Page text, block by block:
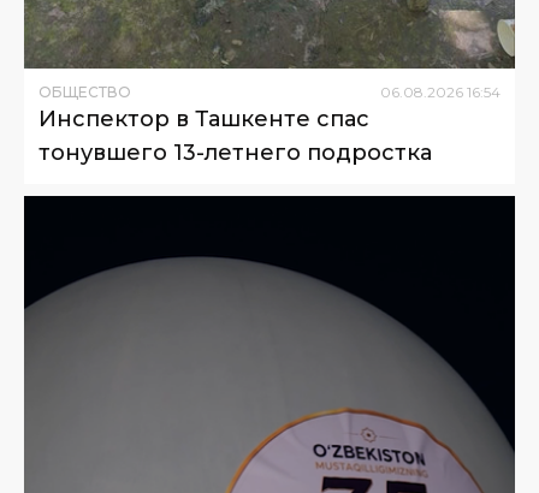
ОБЩЕСТВО 06 08 2026 16:54
Инспектор в Ташкенте спас
тонувшего 13-летнего подростка